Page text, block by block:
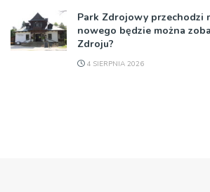
Park Zdrojowy przechodzi
nowego będzie można
Zdroju?
4 SIERPNIA 2026